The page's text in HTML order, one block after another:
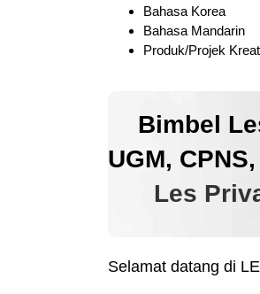
Bahasa Korea
Bahasa Mandarin
Produk/Projek
Bimbel
UGM,
Les
Selamat datang di